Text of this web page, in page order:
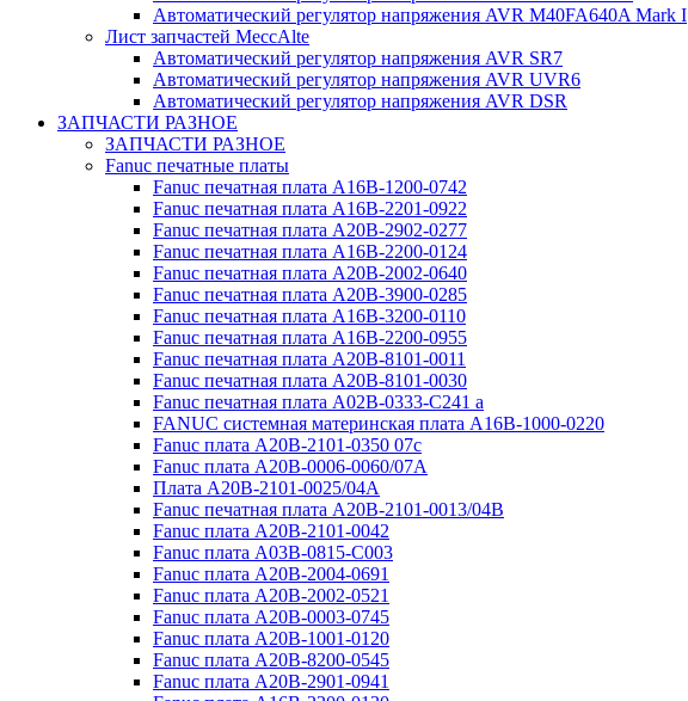
Автоматический регулятор напряжения AVR M40FA640A Mark I
Лист запчастей MeccAlte
Автоматический регулятор напряжения AVR SR7
Автоматический регулятор напряжения AVR UVR6
Автоматический регулятор напряжения AVR DSR
ЗАПЧАСТИ РАЗНОЕ
ЗАПЧАСТИ РАЗНОЕ
Fanuc печатные платы
Fanuc печатная плата A16B-1200-0742
Fanuc печатная плата A16B-2201-0922
Fanuc печатная плата A20B-2902-0277
Fanuc печатная плата A16B-2200-0124
Fanuc печатная плата A20B-2002-0640
Fanuc печатная плата A20B-3900-0285
Fanuc печатная плата A16B-3200-0110
Fanuc печатная плата A16B-2200-0955
Fanuc печатная плата A20B-8101-0011
Fanuc печатная плата A20B-8101-0030
Fanuc печатная плата A02B-0333-C241 a
FANUC системная материнская плата A16B-1000-0220
Fanuc плата A20B-2101-0350 07c
Fanuc плата A20B-0006-0060/07A
Плата A20B-2101-0025/04A
Fanuc печатная плата A20B-2101-0013/04B
Fanuc плата A20B-2101-0042
Fanuc плата A03B-0815-C003
Fanuc плата A20B-2004-0691
Fanuc плата A20B-2002-0521
Fanuc плата A20B-0003-0745
Fanuc плата A20B-1001-0120
Fanuc плата A20B-8200-0545
Fanuc плата A20B-2901-0941